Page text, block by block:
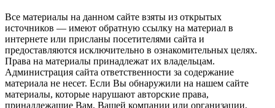
Все материалы на данном сайте взяты из открытых
источников — имеют обратную ссылку на материал в
интернете или присланы посетителями сайта и
предоставляются исключительно в ознакомительных целях.
Права на материалы принадлежат их владельцам.
Администрация сайта ответственности за содержание
материала не несет. Если Вы обнаружили на нашем сайте
материалы, которые нарушают авторские права,
принадлежащие Вам, Вашей компании или организации,